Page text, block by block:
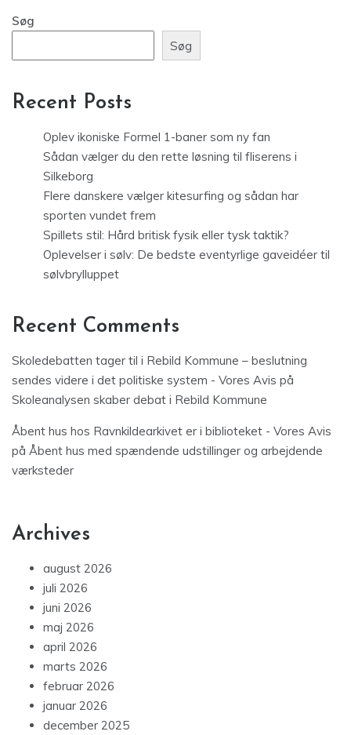
Søg
Søg
Recent Posts
Oplev ikoniske Formel 1-baner som ny fan
Sådan vælger du den rette løsning til fliserens i
Silkeborg
Flere danskere vælger kitesurfing og sådan har
sporten vundet frem
Spillets stil: Hård britisk fysik eller tysk taktik?
Oplevelser i sølv: De bedste eventyrlige gaveidéer til
sølvbrylluppet
Recent Comments
Skoledebatten tager til i Rebild Kommune – beslutning
sendes videre i det politiske system - Vores Avis på
Skoleanalysen skaber debat i Rebild Kommune
Åbent hus hos Ravnkildearkivet er i biblioteket - Vores Avis
på Åbent hus med spændende udstillinger og arbejdende
værksteder
Archives
august 2026
juli 2026
juni 2026
maj 2026
april 2026
marts 2026
februar 2026
januar 2026
december 2025